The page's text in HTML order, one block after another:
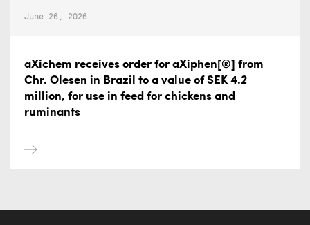
June 26, 2026
aXichem receives order for aXiphen[®] from
Chr. Olesen in Brazil to a value of SEK 4.2
million, for use in feed for chickens and
ruminants